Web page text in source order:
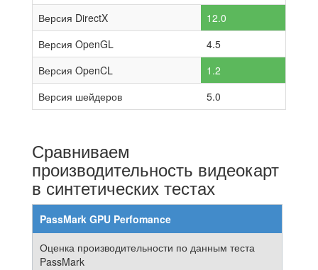
Версия DirectX
12.0
Версия OpenGL
4.5
Версия OpenCL
1.2
Версия шейдеров
5.0
Сравниваем
производительность видеокарт
в синтетических тестах
PassMark GPU Perfomance
Оценка производительности по данным теста
PassMark